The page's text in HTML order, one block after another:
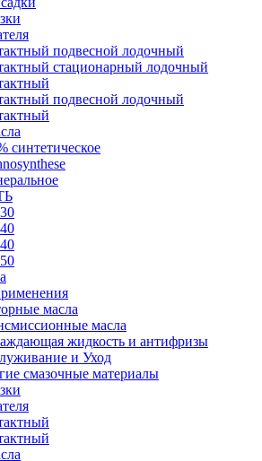
подвесной лодочный
стационарный лодочный
подвесной лодочный
синтетическое
масла
масла
жидкость и антифризы
и Уход
смазочные материалы